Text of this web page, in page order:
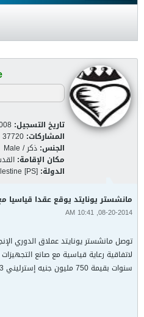
تاريخ التسجيل:
المشاركات: 37720
الجنس: ذكر / Male
مكان الإقامة:
الدولة: [PS]
مانشستر يونايتد يوقع عقدا قياسيا
08-20-2014, 10:41 AM
توصل مانشستر يونايتد عملاق الدوري
لاتفاقية رعاية قياسية مع صانع
سنوات بقيمة 750 مليون جنيه إسترليني 1.3 مليار دولار.